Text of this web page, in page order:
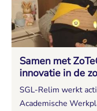
Samen met
innovatie in de
SGL-Relim werkt
Academische